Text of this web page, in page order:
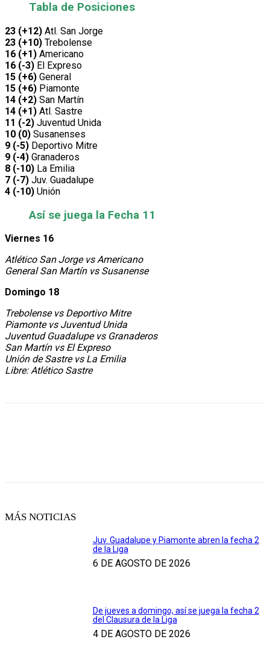
Tabla de Posiciones
23 (+12) Atl. San Jorge
23 (+10) Trebolense
16 (+1) Americano
16 (-3) El Expreso
15 (+6) General
15 (+6) Piamonte
14 (+2) San Martín
14 (+1) Atl. Sastre
11 (-2) Juventud Unida
10 (0) Susanenses
9 (-5) Deportivo Mitre
9 (-4) Granaderos
8 (-10) La Emilia
7 (-7) Juv. Guadalupe
4 (-10) Unión
Así se juega la Fecha 11
Viernes 16
Atlético San Jorge vs Americano
General San Martín vs Susanense
Domingo 18
Trebolense vs Deportivo Mitre
Piamonte vs Juventud Unida
Juventud Guadalupe vs Granaderos
San Martín vs El Expreso
Unión de Sastre vs La Emilia
Libre: Atlético Sastre
MÁS NOTICIAS
Juv. Guadalupe y Piamonte abren la fecha 2
de la Liga
6 DE AGOSTO DE 2026
De jueves a domingo, así se juega la fecha 2
del Clausura de la Liga
4 DE AGOSTO DE 2026